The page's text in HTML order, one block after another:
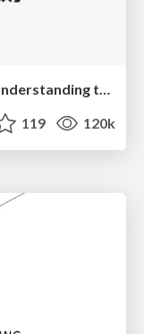
119 120k